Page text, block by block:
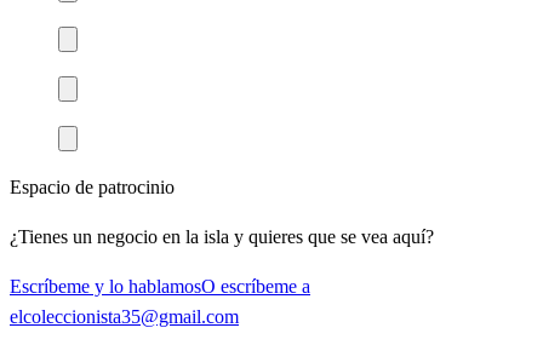
Espacio de patrocinio
¿Tienes un negocio en la isla y quieres que se vea aquí?
Escríbeme y lo hablamosO escríbeme a
elcoleccionista35@gmail.com